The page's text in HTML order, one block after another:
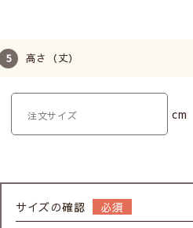
高さ（丈）
cm
サイズの確認